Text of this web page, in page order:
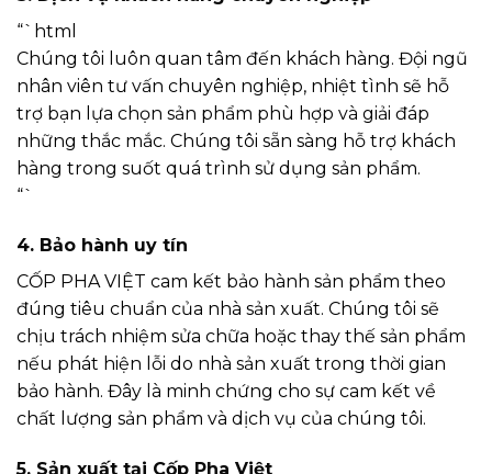
“`html
Chúng tôi luôn quan tâm đến khách hàng. Đội ngũ
nhân viên tư vấn chuyên nghiệp, nhiệt tình sẽ hỗ
trợ bạn lựa chọn sản phẩm phù hợp và giải đáp
những thắc mắc. Chúng tôi sẵn sàng hỗ trợ khách
hàng trong suốt quá trình sử dụng sản phẩm.
“`
4. Bảo hành uy tín
CỐP PHA VIỆT cam kết bảo hành sản phẩm theo
đúng tiêu chuẩn của nhà sản xuất. Chúng tôi sẽ
chịu trách nhiệm sửa chữa hoặc thay thế sản phẩm
nếu phát hiện lỗi do nhà sản xuất trong thời gian
bảo hành. Đây là minh chứng cho sự cam kết về
chất lượng sản phẩm và dịch vụ của chúng tôi.
5. Sản xuất tại Cốp Pha Việt